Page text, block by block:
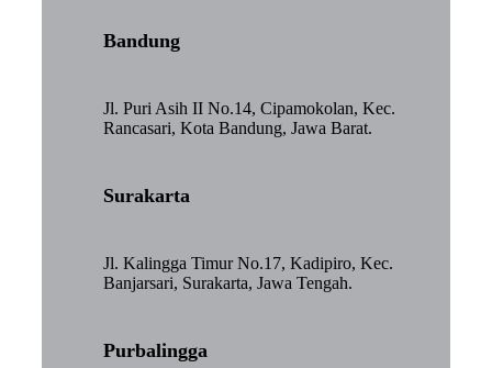
Bandung
Jl. Puri Asih II No.14, Cipamokolan, Kec.
Rancasari, Kota Bandung, Jawa Barat.
Surakarta
Jl. Kalingga Timur No.17, Kadipiro, Kec.
Banjarsari, Surakarta, Jawa Tengah.
Purbalingga